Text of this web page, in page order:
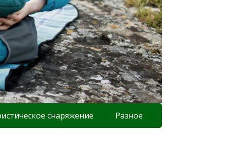
снаряжение Разное